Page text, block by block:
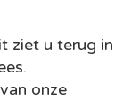
ziet u terug in
onze